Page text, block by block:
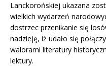
Lanckorońskiej ukazana
wielkich wydarzeń
dostrzec przenikanie się
nadzieję, iż udało się
walorami literatury
lektury.